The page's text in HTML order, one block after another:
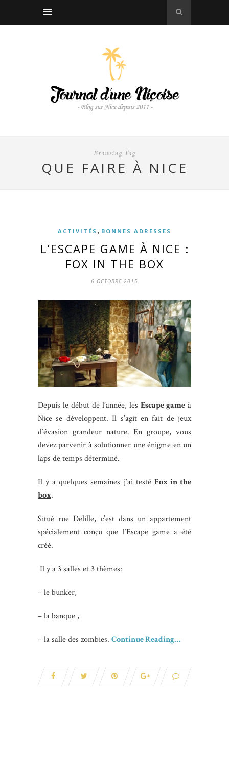
Browsing Tag
QUE FAIRE À NICE
ACTIVITÉS , BONNES ADRESSES
L’ESCAPE GAME À NICE :
FOX IN THE BOX
6 OCTOBRE 2015
Depuis le début de l’année, les Escape game à
Nice se développent. Il s’agit en fait de jeux
d’évasion grandeur nature. En groupe, vous
devez parvenir à solutionner une énigme en un
laps de temps déterminé.
Il y a quelques semaines j’ai testé Fox in the
box.
Situé rue Delille, c’est dans un appartement
spécialement conçu que l’Escape game a été
créé.
Il y a 3 salles et 3 thèmes:
– le bunker,
– la banque ,
– la salle des zombies. Continue Reading…